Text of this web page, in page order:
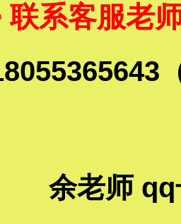
联系客服老
余老师